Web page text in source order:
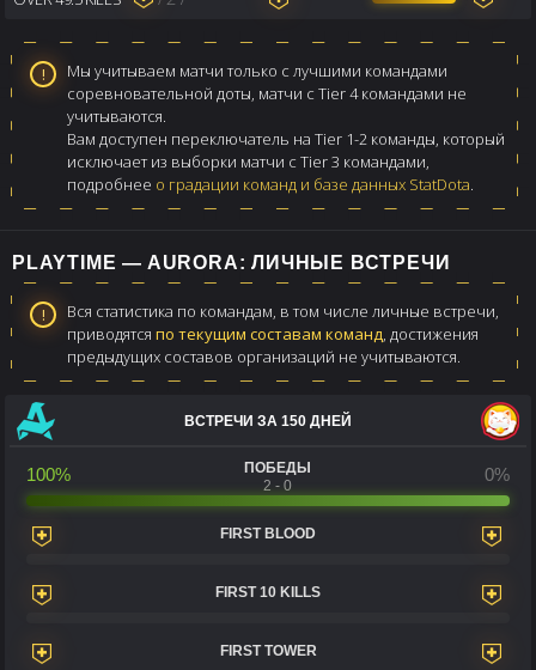
Мы учитываем матчи только с лучшими командами
соревновательной доты, матчи с Tier 4 командами не
учитываются.
Вам доступен переключатель на Tier 1-2 команды, который
исключает из выборки матчи с Tier 3 командами,
подробнее о градации команд и базе данных StatDota.
PLAYTIME — AURORA: ЛИЧНЫЕ ВСТРЕЧИ
Вся статистика по командам, в том числе личные встречи,
приводятся по текущим составам команд, достижения
предыдущих составов организаций не учитываются.
ВСТРЕЧИ ЗА 150 ДНЕЙ
100%
ПОБЕДЫ
2 - 0
0%
FIRST BLOOD
FIRST 10 KILLS
FIRST TOWER